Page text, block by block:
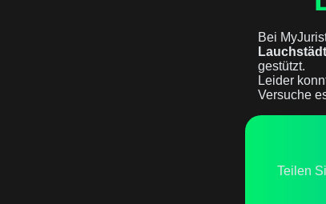
Bei
Lauchstädt
gestützt.
Leider
Versuche
Teilen